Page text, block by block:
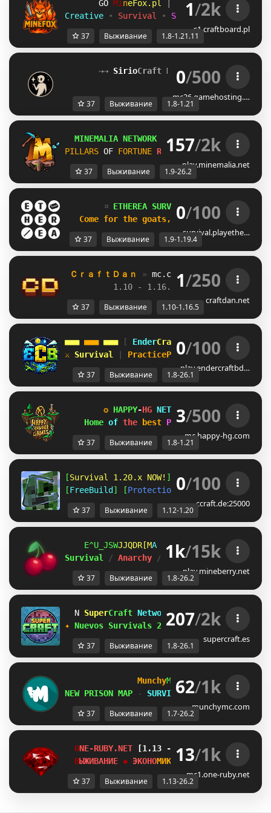
\F Mi neFox. pl 1.8.x - 1.21.11
Creative
• Survival • SkyBlock • ChestPvP
1/2k
s1.craftboard.pl
37 Выживание 1.8-1.21.11
⇢⇢ SirioCraft Network [1.8–1.21+]
0/500
mc36.gamehosting.…
37 Выживание 1.8-1.21
MINEMALIA NETWORK 1.9-26.2 |
SUMMER
PILLARS OF FORTUNE RELEASE! SURVIVAL
157/2k
play.minemalia.net
37 Выживание 1.9-26.2
። ETHEREA SURVIVAL [1.9-1.19.4]
Come for the goats, stay for adventure!
0/100
survival.playethe…
37 Выживание 1.9-1.19.4
ＣｒａｆｔＤａｎ » mc.craftdan.net //
1.10 - 1.16.5 //
1/250
craftdan.net
37 Выживание 1.10-1.16.5
■■■ ■■■ ■■■ [ EnderCraft BD ] ■■■ ■■■
⚔ Survival PracticePvP • Survive
0/100
play.endercraftbd…
37 Выживание 1.8-26.1
✪ HAPPY-HG NETWORK ✪ [1.8-1.21
Home of the best Parkours ✚ Survival!
3/500
mc.happy-hg.com
37 Выживание 1.8-1.21
[Survival 1.20.x NOW! ] [Amplified 1.12
[FreeBuild ] [Protections] [ CreativePlots
0/100
ccraft.de:25000
37 Выживание 1.12-1.20
JGA]F]VJGKRSBXE ＭＩＮＥＢＥＲＲＹ
Survival
/ Anarchy / BedWars / SkyWars
1k/15k
play.mineberry.net
37 Выживание 1.8-26.2
B SuperCraft Network [1.8-26.1]
✦ Nuevos Survivals 26.1 ·
207/2k
supercraft.es
37 Выживание 1.8-26.1
MunchyMC - [ 1.7-26.2
]
NEW PRISON MAP
- SURVIVAL S6 AUG 8th
62/1k
munchymc.com
37 Выживание 1.7-26.2
ONE-RUBY.NET [1.13 - 26.2] К В /
ВЫЖИВАНИЕ ◆ ЭКОНОМИК ? / R EE ?
13/1k
mc1.one-ruby.net
37 Выживание 1.13-26.2